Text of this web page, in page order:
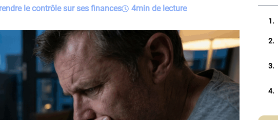
le contrôle sur ses finances 4min de lecture